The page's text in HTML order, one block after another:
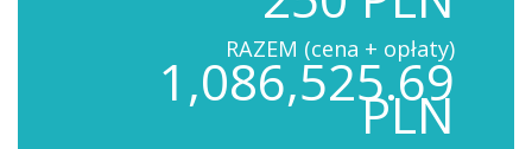
RAZEM (cena + opłaty)
1,086,525.69
PLN